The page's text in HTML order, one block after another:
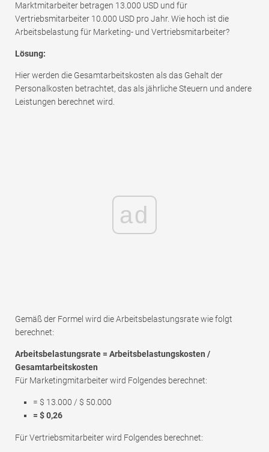
Marktmitarbeiter betragen 13.000 USD und für
Vertriebsmitarbeiter 10.000 USD pro Jahr. Wie hoch ist die
Arbeitsbelastung für Marketing- und Vertriebsmitarbeiter?
Lösung:
Hier werden die Gesamtarbeitskosten als das Gehalt der
Personalkosten betrachtet, das als jährliche Steuern und andere
Leistungen berechnet wird.
ad
Gemäß der Formel wird die Arbeitsbelastungsrate wie folgt
berechnet:
Arbeitsbelastungsrate = Arbeitsbelastungskosten /
Gesamtarbeitskosten
Für Marketingmitarbeiter wird Folgendes berechnet:
= $ 13.000 / $ 50.000
= $ 0,26
Für Vertriebsmitarbeiter wird Folgendes berechnet: